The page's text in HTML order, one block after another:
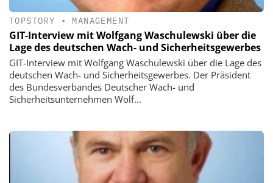
TOPSTORY • MANAGEMENT
GIT-Interview mit Wolfgang Waschulewski über die
Lage des deutschen Wach- und Sicherheitsgewerbes
GIT-Interview mit Wolfgang Waschulewski über die Lage des
deutschen Wach- und Sicherheitsgewerbes. Der Präsident
des Bundesverbandes Deutscher Wach- und
Sicherheitsunternehmen Wolf...